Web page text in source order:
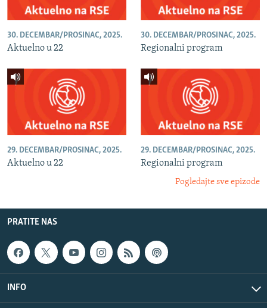
30. DECEMBAR/PROSINAC, 2025.
Aktuelno u 22
30. DECEMBAR/PROSINAC, 2025.
Regionalni program
29. DECEMBAR/PROSINAC, 2025.
Aktuelno u 22
29. DECEMBAR/PROSINAC, 2025.
Regionalni program
Pogledajte sve epizode
PRATITE NAS
INFO